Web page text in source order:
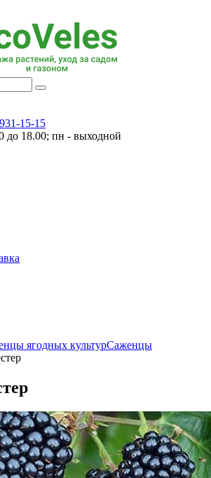
15-15
до 18.00; пн - выходной
ягодных культурСаженцы